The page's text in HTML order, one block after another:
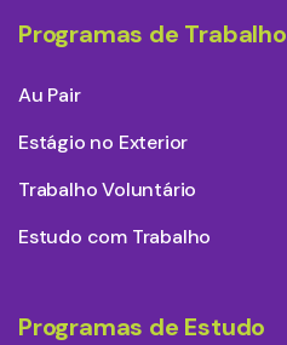
Programas de Trabalho
Au Pair
Estágio no Exterior
Trabalho Voluntário
Estudo com Trabalho
Programas de Estudo